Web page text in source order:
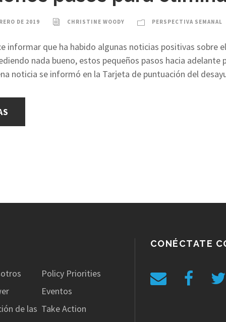
DE 2019 CHRISTINE WOODY PERSPECTIVA SEMANAL
informar que ha habido algunas noticias positivas sobre
nada bueno, estos pequeños pasos hacia
noticia se informó en la Tarjeta de puntuación del
Policy Priorities
Eventos
de las Take Action
CONÉCTATE